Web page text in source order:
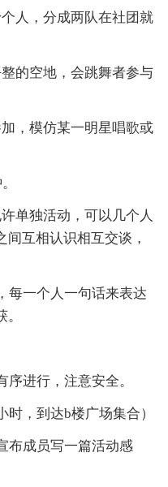
人，分成两队在社团就
的空地，会跳舞者参与
，模仿某一明星唱歌或
独活动，可以几个人
互相认识相互交谈，
一个人一句话来表达
进行，注意安全。
，到达b楼广场集合）
成员写一篇活动感